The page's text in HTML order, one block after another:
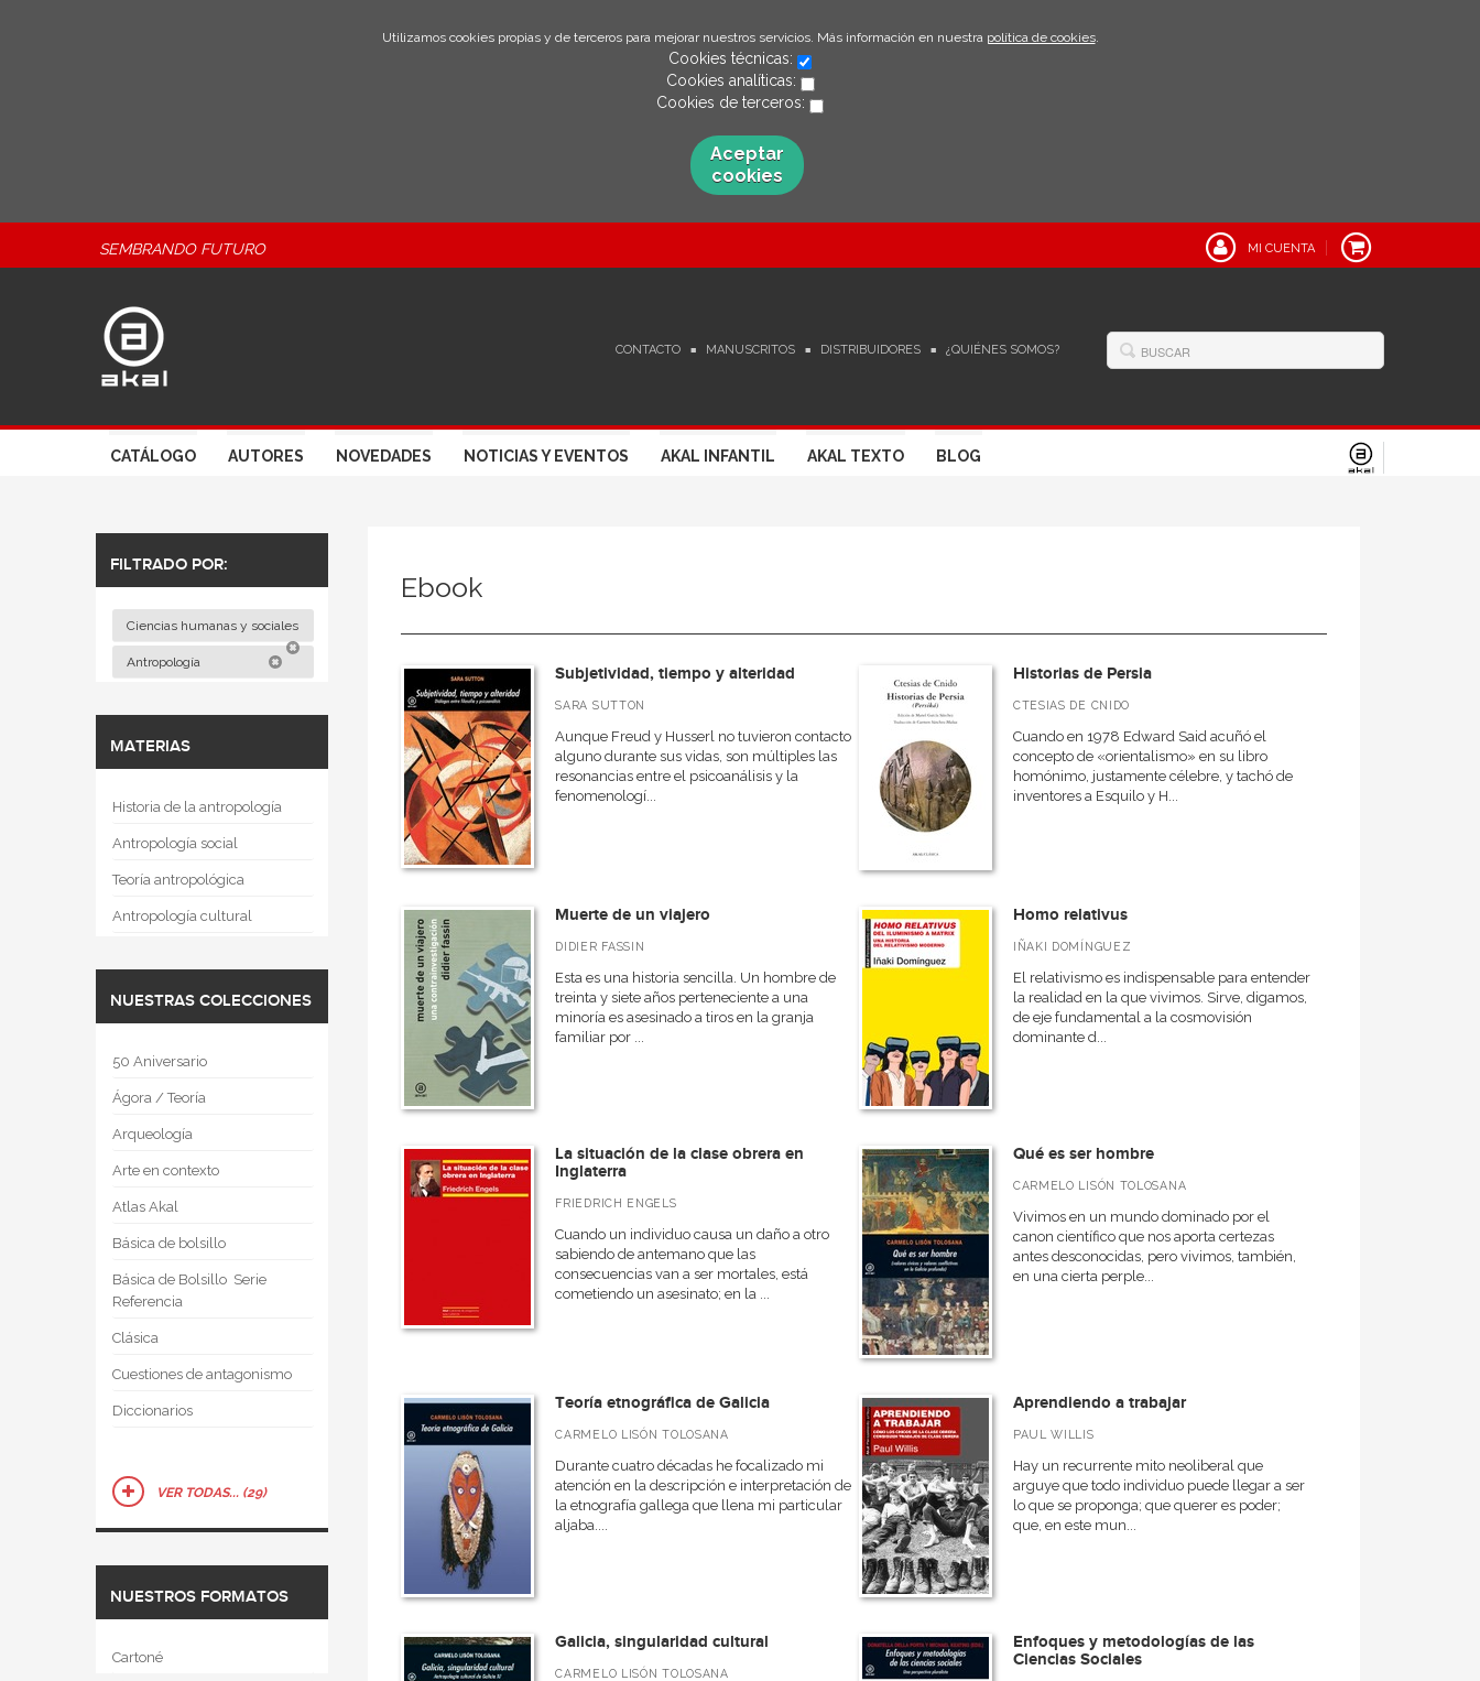
Utilizamos cookies propias y de terceros para mejorar nuestros servicios. Más información en nuestra política de cookies.
Cookies técnicas:
Cookies analíticas:
Cookies de terceros:
Aceptar
cookies
SEMBRANDO FUTURO MI CUENTA
CONTACTO MANUSCRITOS DISTRIBUIDORES ¿QUIÉNES SOMOS?
CATÁLOGO AUTORES NOVEDADES NOTICIAS Y EVENTOS AKAL INFANTIL AKAL TEXTO BLOG
FILTRADO POR:
Ciencias humanas y sociales
Antropología
MATERIAS
Historia de la antropología
Antropología social
Teoría antropológica
Antropología cultural
NUESTRAS COLECCIONES
50 Aniversario
Ágora / Teoría
Arqueología
Arte en contexto
Atlas Akal
Básica de bolsillo
Básica de Bolsillo  Serie
Referencia
Clásica
Cuestiones de antagonismo
Diccionarios
VER TODAS... (29)
NUESTROS FORMATOS
Cartoné
Ebook
Subjetividad, tiempo y alteridad
SARA SUTTON
Aunque Freud y Husserl no tuvieron contacto
alguno durante sus vidas, son múltiples las
resonancias entre el psicoanálisis y la
fenomenologí...
Historias de Persia
CTESIAS DE CNIDO
Cuando en 1978 Edward Said acuñó el
concepto de «orientalismo» en su libro
homónimo, justamente célebre, y tachó de
inventores a Esquilo y H...
Muerte de un viajero
DIDIER FASSIN
Esta es una historia sencilla. Un hombre de
treinta y siete años perteneciente a una
minoría es asesinado a tiros en la granja
familiar por ...
Homo relativus
IÑAKI DOMÍNGUEZ
El relativismo es indispensable para entender
la realidad en la que vivimos. Sirve, digamos,
de eje fundamental a la cosmovisión
dominante d...
La situación de la clase obrera en
Inglaterra
FRIEDRICH ENGELS
Cuando un individuo causa un daño a otro
sabiendo de antemano que las
consecuencias van a ser mortales, está
cometiendo un asesinato; en la ...
Qué es ser hombre
CARMELO LISÓN TOLOSANA
Vivimos en un mundo dominado por el
canon científico que nos aporta certezas
antes desconocidas, pero vivimos, también,
en una cierta perple...
Teoría etnográfica de Galicia
CARMELO LISÓN TOLOSANA
Durante cuatro décadas he focalizado mi
atención en la descripción e interpretación de
la etnografía gallega que llena mi particular
aljaba....
Aprendiendo a trabajar
PAUL WILLIS
Hay un recurrente mito neoliberal que
arguye que todo individuo puede llegar a ser
lo que se proponga; que querer es poder;
que, en este mun...
Galicia, singularidad cultural
CARMELO LISÓN TOLOSANA
Enfoques y metodologías de las
Ciencias Sociales